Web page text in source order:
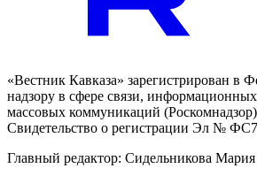
«Вестник Кавказа» зарегистрирован в
надзору в сфере связи,
массовых коммуникаций
Свидетельство о регистрации Эл №
Главный редактор: Сидельникова Мария